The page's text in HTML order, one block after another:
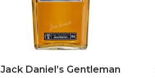
Jack Daniel’s Gentleman